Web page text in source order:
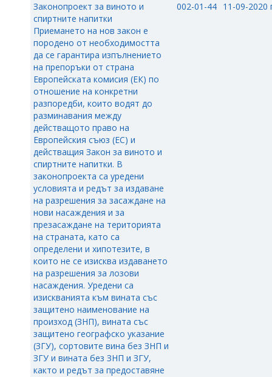
Законопроект за виното и
спиртните напитки
Приемането на нов закон е
породено от необходимостта
да се гарантира изпълнението
на препоръки от страна
Европейската комисия (ЕК) по
отношение на конкретни
разпоредби, които водят до
разминавания между
действащото право на
Европейския съюз (ЕС) и
действащия Закон за виното и
спиртните напитки. В
законопроекта са уредени
условията и редът за издаване
на разрешения за засаждане на
нови насаждения и за
презасаждане на територията
на страната, като са
определени и хипотезите, в
които не се изисква издаването
на разрешения за лозови
насаждения. Уредени са
изискванията към вината със
защитено наименование на
произход (ЗНП), вината със
защитено географско указание
(ЗГУ), сортовите вина без ЗНП и
ЗГУ и вината без ЗНП и ЗГУ,
както и редът за предоставяне
002-01-44 11-09-2020